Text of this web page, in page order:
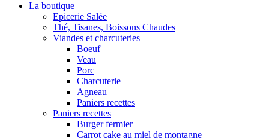
La boutique
Epicerie Salée
Thé, Tisanes, Boissons Chaudes
Viandes et charcuteries
Boeuf
Veau
Porc
Charcuterie
Agneau
Paniers recettes
Paniers recettes
Burger fermier
Carrot cake au miel de montagne